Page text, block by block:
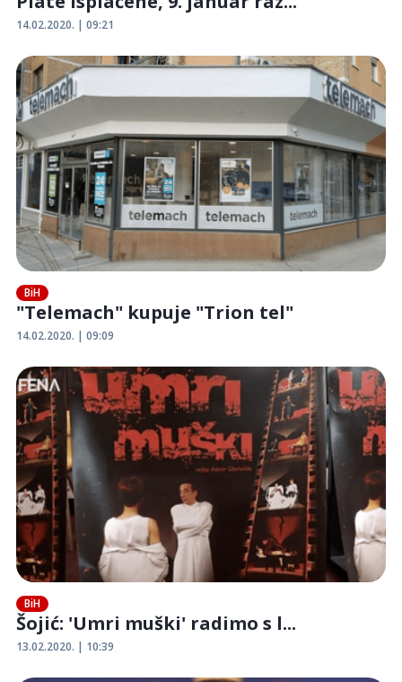
14.02.2020. | 09:21
BiH
"Telemach" kupuje "Trion tel"
14.02.2020. | 09:09
BiH
Šojić: 'Umri muški' radimo s l...
13.02.2020. | 10:39